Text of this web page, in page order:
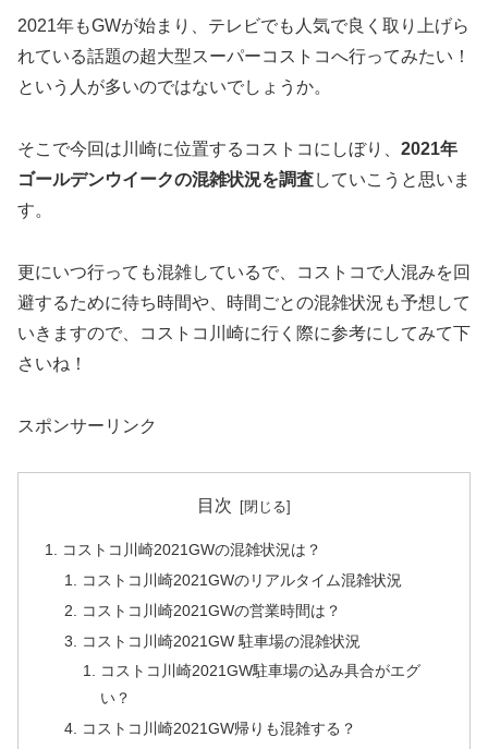
2021年もGWが始まり、テレビでも人気で良く取り上げら
れている話題の超大型スーパーコストコへ行ってみたい！
という人が多いのではないでしょうか。
そこで今回は川崎に位置するコストコにしぼり、 2021年
ゴールデンウイークの混雑状況を調査していこうと思いま
す。
更にいつ行っても混雑しているで、コストコで人混みを回
避するために待ち時間や、時間ごとの混雑状況も予想して
いきますので、コストコ川崎に行く際に参考にしてみて下
さいね！
スポンサーリンク
目次
コストコ川崎2021GWの混雑状況は？
コストコ川崎2021GWのリアルタイム混雑状況
コストコ川崎2021GWの営業時間は？
コストコ川崎2021GW 駐車場の混雑状況
コストコ川崎2021GW駐車場の込み具合がエグ
い？
コストコ川崎2021GW帰りも混雑する？